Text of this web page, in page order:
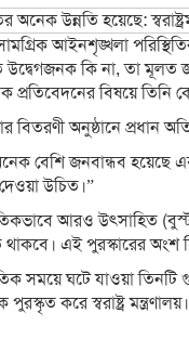
আইনশৃঙ্খলা পরিস্থিতির
কি না, তা মূলত
প্রতিবেদনের বিষয়ে
অনুষ্ঠানে প্রধান
অনেক বেশি জনবান্ধব
উচিত।”
আরও উৎসাহিত
এই পুরস্কারের অংশ
সময়ে ঘটে যাওয়া
করে স্বরাষ্ট্র